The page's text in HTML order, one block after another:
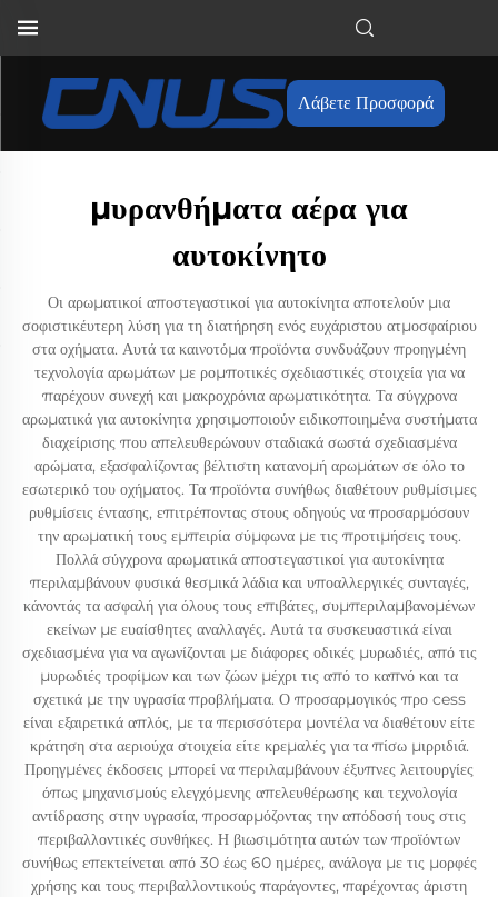
Λάβετε Προσφορά
μυρανθήματα αέρα για
αυτοκίνητο
Οι αρωματικοί αποστεγαστικοί για αυτοκίνητα αποτελούν μια
σοφιστικέυτερη λύση για τη διατήρηση ενός ευχάριστου ατμοσφαίριου
στα οχήματα. Αυτά τα καινοτόμα προϊόντα συνδυάζουν προηγμένη
τεχνολογία αρωμάτων με ρομποτικές σχεδιαστικές στοιχεία για να
παρέχουν συνεχή και μακροχρόνια αρωματικότητα. Τα σύγχρονα
αρωματικά για αυτοκίνητα χρησιμοποιούν ειδικοποιημένα συστήματα
διαχείρισης που απελευθερώνουν σταδιακά σωστά σχεδιασμένα
αρώματα, εξασφαλίζοντας βέλτιστη κατανομή αρωμάτων σε όλο το
εσωτερικό του οχήματος. Τα προϊόντα συνήθως διαθέτουν ρυθμίσιμες
ρυθμίσεις έντασης, επιτρέποντας στους οδηγούς να προσαρμόσουν
την αρωματική τους εμπειρία σύμφωνα με τις προτιμήσεις τους.
Πολλά σύγχρονα αρωματικά αποστεγαστικοί για αυτοκίνητα
περιλαμβάνουν φυσικά θεσμικά λάδια και υποαλλεργικές συνταγές,
κάνοντάς τα ασφαλή για όλους τους επιβάτες, συμπεριλαμβανομένων
εκείνων με ευαίσθητες αναλλαγές. Αυτά τα συσκευαστικά είναι
σχεδιασμένα για να αγωνίζονται με διάφορες οδικές μυρωδιές, από τις
μυρωδιές τροφίμων και των ζώων μέχρι τις από το καπνό και τα
σχετικά με την υγρασία προβλήματα. Ο προσαρμογικός προ cess
είναι εξαιρετικά απλός, με τα περισσότερα μοντέλα να διαθέτουν είτε
κράτηση στα αεριούχα στοιχεία είτε κρεμαλές για τα πίσω μιρριδιά.
Προηγμένες έκδοσεις μπορεί να περιλαμβάνουν έξυπνες λειτουργίες
όπως μηχανισμούς ελεγχόμενης απελευθέρωσης και τεχνολογία
αντίδρασης στην υγρασία, προσαρμόζοντας την απόδοσή τους στις
περιβαλλοντικές συνθήκες. Η βιωσιμότητα αυτών των προϊόντων
συνήθως επεκτείνεται από 30 έως 60 ημέρες, ανάλογα με τις μορφές
χρήσης και τους περιβαλλοντικούς παράγοντες, παρέχοντας άριστη